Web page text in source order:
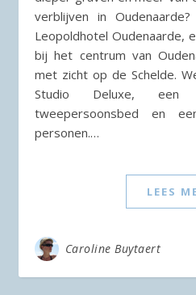
verblijven in
Leopoldhotel Oudenaarde,
bij het centrum van
met zicht op de Schelde.
Studio Deluxe,
tweepersoonsbed en
personen.…
LEES
Caroline Buytaert